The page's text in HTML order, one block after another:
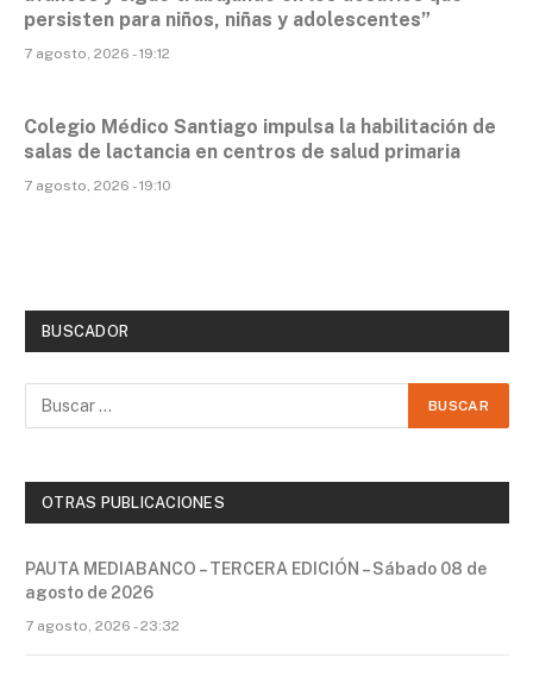
persisten para niños, niñas y adolescentes”
7 agosto, 2026 - 19:12
Colegio Médico Santiago impulsa la habilitación de
salas de lactancia en centros de salud primaria
7 agosto, 2026 - 19:10
BUSCADOR
OTRAS PUBLICACIONES
PAUTA MEDIABANCO – TERCERA EDICIÓN – Sábado 08 de
agosto de 2026
7 agosto, 2026 - 23:32